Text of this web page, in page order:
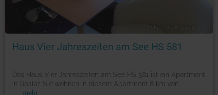
Haus Vier Jahreszeiten am See HS 581
Das Haus Vier Jahreszeiten am See HS 581 ist ein Apartment
in Goslar. Sie wohnen in diesem Apartment 8 km von
mehr